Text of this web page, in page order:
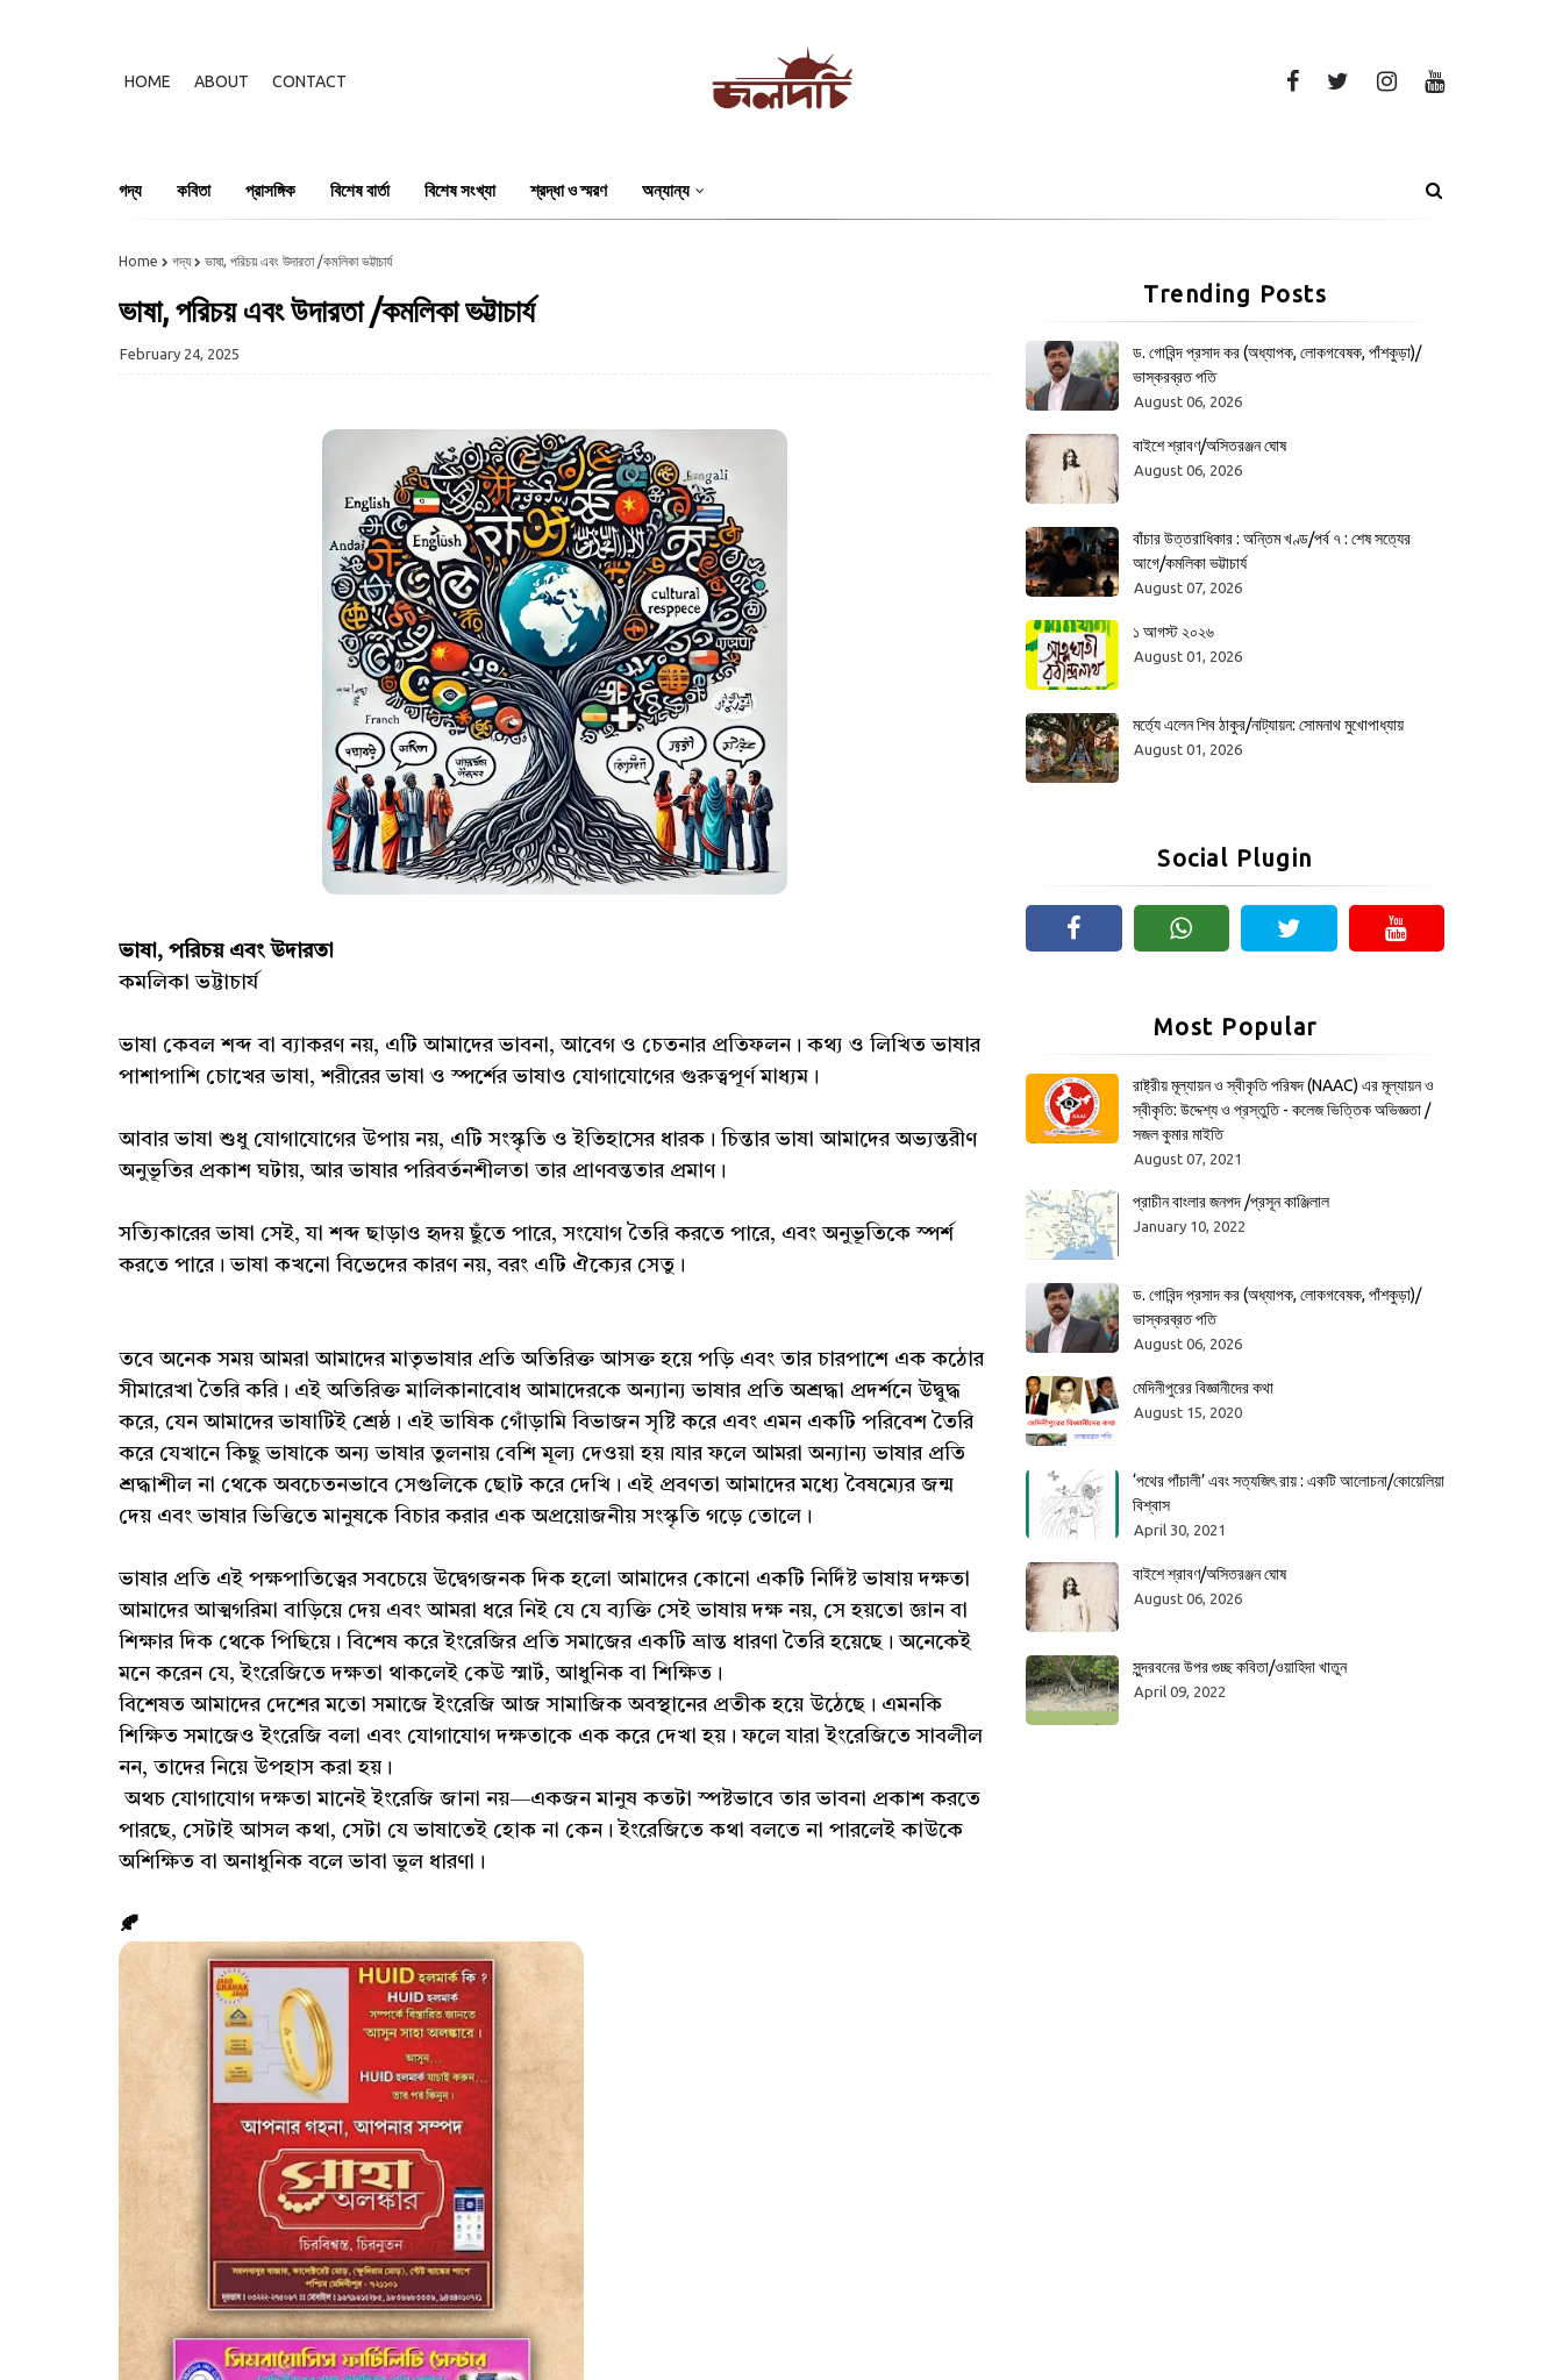
HOME ABOUT CONTACT
গদ্য কবিতা প্রাসঙ্গিক বিশেষ বার্তা বিশেষ সংখ্যা শ্রদ্ধা ও স্মরণ অন্যান্য
Home গদ্য ভাষা, পরিচয় এবং উদারতা /কমলিকা ভট্টাচার্য
ভাষা, পরিচয় এবং উদারতা /কমলিকা ভট্টাচার্য
February 24, 2025
ভাষা, পরিচয় এবং উদারতা
কমলিকা ভট্টাচার্য
ভাষা কেবল শব্দ বা ব্যাকরণ নয়, এটি আমাদের ভাবনা, আবেগ ও চেতনার প্রতিফলন। কথ্য ও লিখিত ভাষার
পাশাপাশি চোখের ভাষা, শরীরের ভাষা ও স্পর্শের ভাষাও যোগাযোগের গুরুত্বপূর্ণ মাধ্যম।
আবার ভাষা শুধু যোগাযোগের উপায় নয়, এটি সংস্কৃতি ও ইতিহাসের ধারক। চিন্তার ভাষা আমাদের অভ্যন্তরীণ
অনুভূতির প্রকাশ ঘটায়, আর ভাষার পরিবর্তনশীলতা তার প্রাণবন্ততার প্রমাণ।
সত্যিকারের ভাষা সেই, যা শব্দ ছাড়াও হৃদয় ছুঁতে পারে, সংযোগ তৈরি করতে পারে, এবং অনুভূতিকে স্পর্শ
করতে পারে। ভাষা কখনো বিভেদের কারণ নয়, বরং এটি ঐক্যের সেতু।
তবে অনেক সময় আমরা আমাদের মাতৃভাষার প্রতি অতিরিক্ত আসক্ত হয়ে পড়ি এবং তার চারপাশে এক কঠোর
সীমারেখা তৈরি করি। এই অতিরিক্ত মালিকানাবোধ আমাদেরকে অন্যান্য ভাষার প্রতি অশ্রদ্ধা প্রদর্শনে উদ্বুদ্ধ
করে, যেন আমাদের ভাষাটিই শ্রেষ্ঠ। এই ভাষিক গোঁড়ামি বিভাজন সৃষ্টি করে এবং এমন একটি পরিবেশ তৈরি
করে যেখানে কিছু ভাষাকে অন্য ভাষার তুলনায় বেশি মূল্য দেওয়া হয়।যার ফলে আমরা অন্যান্য ভাষার প্রতি
শ্রদ্ধাশীল না থেকে অবচেতনভাবে সেগুলিকে ছোট করে দেখি। এই প্রবণতা আমাদের মধ্যে বৈষম্যের জন্ম
দেয় এবং ভাষার ভিত্তিতে মানুষকে বিচার করার এক অপ্রয়োজনীয় সংস্কৃতি গড়ে তোলে।
ভাষার প্রতি এই পক্ষপাতিত্বের সবচেয়ে উদ্বেগজনক দিক হলো আমাদের কোনো একটি নির্দিষ্ট ভাষায় দক্ষতা
আমাদের আত্মগরিমা বাড়িয়ে দেয় এবং আমরা ধরে নিই যে যে ব্যক্তি সেই ভাষায় দক্ষ নয়, সে হয়তো জ্ঞান বা
শিক্ষার দিক থেকে পিছিয়ে। বিশেষ করে ইংরেজির প্রতি সমাজের একটি ভ্রান্ত ধারণা তৈরি হয়েছে। অনেকেই
মনে করেন যে, ইংরেজিতে দক্ষতা থাকলেই কেউ স্মার্ট, আধুনিক বা শিক্ষিত।
বিশেষত আমাদের দেশের মতো সমাজে ইংরেজি আজ সামাজিক অবস্থানের প্রতীক হয়ে উঠেছে। এমনকি
শিক্ষিত সমাজেও ইংরেজি বলা এবং যোগাযোগ দক্ষতাকে এক করে দেখা হয়। ফলে যারা ইংরেজিতে সাবলীল
নন, তাদের নিয়ে উপহাস করা হয়।
অথচ যোগাযোগ দক্ষতা মানেই ইংরেজি জানা নয়—একজন মানুষ কতটা স্পষ্টভাবে তার ভাবনা প্রকাশ করতে
পারছে, সেটাই আসল কথা, সেটা যে ভাষাতেই হোক না কেন। ইংরেজিতে কথা বলতে না পারলেই কাউকে
অশিক্ষিত বা অনাধুনিক বলে ভাবা ভুল ধারণা।
🍂
Trending Posts
ড. গোবিন্দ প্রসাদ কর (অধ্যাপক, লোকগবেষক, পাঁশকুড়া)/
ভাস্করব্রত পতি
August 06, 2026
বাইশে শ্রাবণ/অসিতরঞ্জন ঘোষ
August 06, 2026
বাঁচার উত্তরাধিকার : অন্তিম খণ্ড/পর্ব ৭ : শেষ সত্যের
আগে/কমলিকা ভট্টাচার্য
August 07, 2026
১ আগস্ট ২০২৬
August 01, 2026
মর্ত্যে এলেন শিব ঠাকুর/নাট্যায়ন: সোমনাথ মুখোপাধ্যায়
August 01, 2026
Social Plugin
Most Popular
রাষ্ট্রীয় মূল্যায়ন ও স্বীকৃতি পরিষদ (NAAC) এর মূল্যায়ন ও
স্বীকৃতি: উদ্দেশ্য ও প্রস্তুতি - কলেজ ভিত্তিক অভিজ্ঞতা /
সজল কুমার মাইতি
August 07, 2021
প্রাচীন বাংলার জনপদ /প্রসূন কাঞ্জিলাল
January 10, 2022
ড. গোবিন্দ প্রসাদ কর (অধ্যাপক, লোকগবেষক, পাঁশকুড়া)/
ভাস্করব্রত পতি
August 06, 2026
মেদিনীপুরের বিজ্ঞানীদের কথা
August 15, 2020
‘পথের পাঁচালী’ এবং সত্যজিৎ রায় : একটি আলোচনা/কোয়েলিয়া
বিশ্বাস
April 30, 2021
বাইশে শ্রাবণ/অসিতরঞ্জন ঘোষ
August 06, 2026
সুন্দরবনের উপর গুচ্ছ কবিতা/ওয়াহিদা খাতুন
April 09, 2022